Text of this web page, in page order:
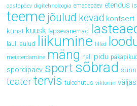
aastapäev digitehnoloogia emadepäev etendus
teeme jõulud kevad kontsert
kunst kuusk lapsevanemad
laul laulud liikumine lilled
meisterdamine mäng nali pidu päkapikud
spordipäev sportsõbrad
teatertervis tuleohutus viktoriin